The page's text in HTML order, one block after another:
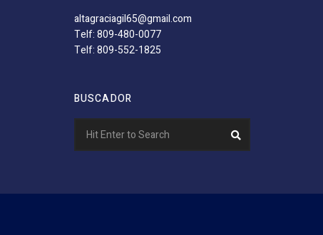
altagraciagil65@gmail.com
Telf: 809-480-0077
Telf: 809-552-1825
BUSCADOR
for: